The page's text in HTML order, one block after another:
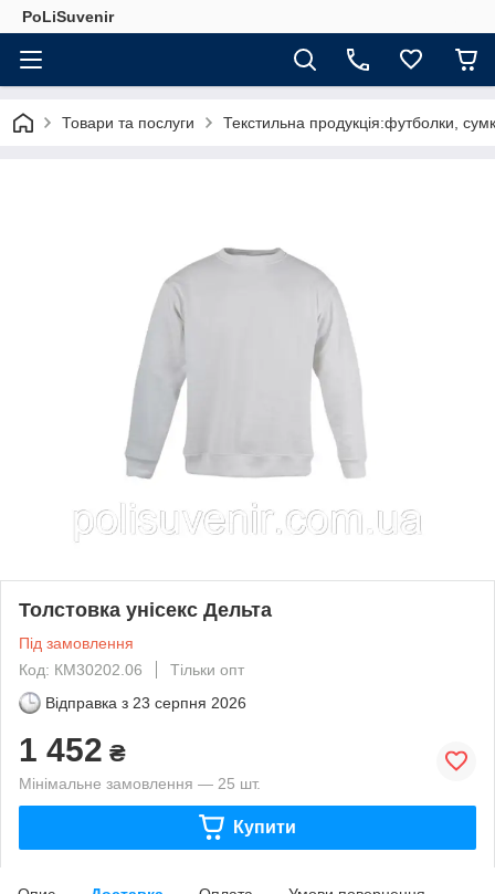
PoLiSuvenir
Товари та послуги Текстильна продукція:футболки,
Толстовка унісекс Дельта
Під замовлення
Код: КМ30202.06
Тільки опт
Відправка з 23 серпня 2026
1 452 ₴
Мінімальне замовлення — 25 шт.
Купити